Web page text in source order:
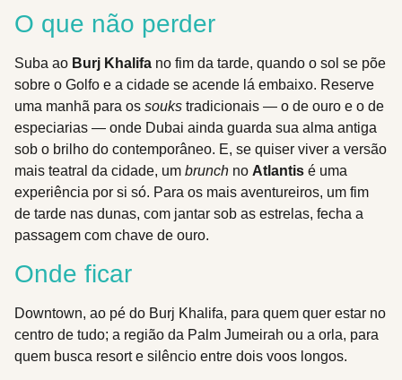
O que não perder
Suba ao Burj Khalifa no fim da tarde, quando o sol se põe
sobre o Golfo e a cidade se acende lá embaixo. Reserve
uma manhã para os souks tradicionais — o de ouro e o de
especiarias — onde Dubai ainda guarda sua alma antiga
sob o brilho do contemporâneo. E, se quiser viver a versão
mais teatral da cidade, um brunch no Atlantis é uma
experiência por si só. Para os mais aventureiros, um fim
de tarde nas dunas, com jantar sob as estrelas, fecha a
passagem com chave de ouro.
Onde ficar
Downtown, ao pé do Burj Khalifa, para quem quer estar no
centro de tudo; a região da Palm Jumeirah ou a orla, para
quem busca resort e silêncio entre dois voos longos.